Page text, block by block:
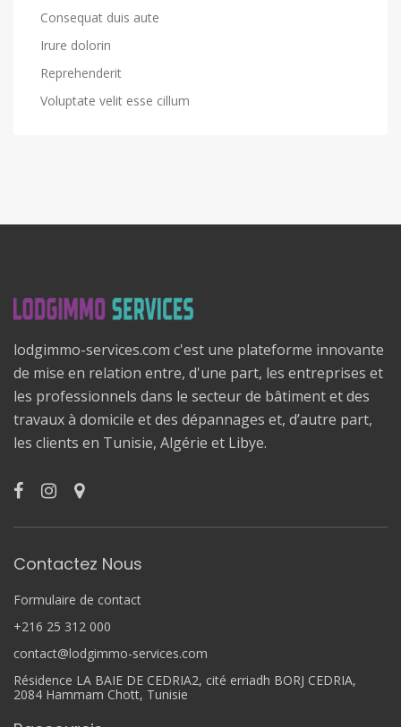
Consequat duis aute
Irure dolorin
Reprehenderit
Voluptate velit esse cillum
lodgimmo-services.com c'est une plateforme innovante
de mise en relation entre, d'une part, les entreprises et
les professionnels dans le secteur de bâtiment et des
travaux à domicile et des dépannages et, d’autre part,
les clients en Tunisie, Algérie et Libye.
Contactez Nous
Formulaire de contact
+216 25 312 000
contact@lodgimmo-services.com
Résidence LA BAIE DE CEDRIA2, cité erriadh BORJ CEDRIA,
2084 Hammam Chott, Tunisie